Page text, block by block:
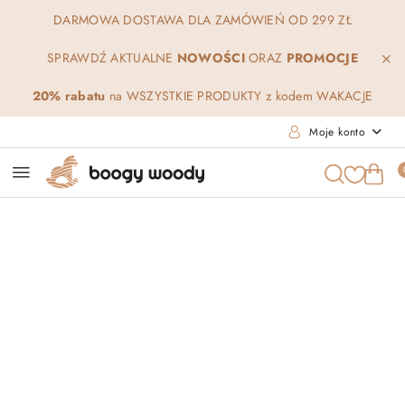
Przejdź do treści głównej
Przejdź do wyszukiwarki
Przejdź do moje konto
Przejdź do menu głównego
Przejdź do opisu produktu
Przejdź do stopki
DARMOWA DOSTAWA DLA ZAMÓWIEŃ OD 299 ZŁ
SPRAWDŹ AKTUALNE NOWOŚCIORAZ PROMOCJE
20% rabatu na WSZYSTKIE PRODUKTY z kodem WAKACJE
Moje konto